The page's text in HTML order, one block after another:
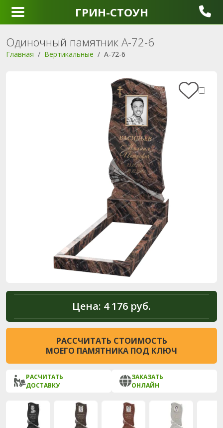
ГРИН-СТОУН
Одиночный памятник A-72-6
Главная Вертикальные A-72-6
Цена: 4 176 руб.
РАССЧИТАТЬ СТОИМОСТЬ
МОЕГО ПАМЯТНИКА ПОД КЛЮЧ
РАСЧИТАТЬ
ДОСТАВКУ
ЗАКАЗАТЬ
ОНЛАЙН